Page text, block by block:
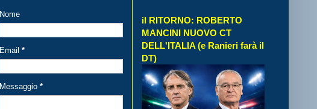
Nome
Email *
Messaggio *
il RITORNO: ROBERTO
MANCINI NUOVO CT
DELL'ITALIA (e Ranieri farà il
DT)